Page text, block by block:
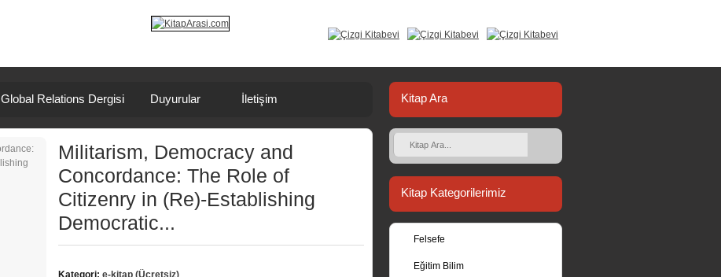
Kitap Ara
Kitap Kategorilerimiz
Felsefe
Eğitim Bilim
Global Relations Dergisi Duyurular İletişim
Militarism, Democracy and
Concordance: The Role of
Citizenry in (Re)-Establishing
Democratic...
Kategori: e-kitap (Ücretsiz)